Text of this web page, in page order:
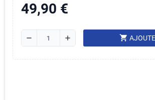
49,90 €
remove add shopping_cart